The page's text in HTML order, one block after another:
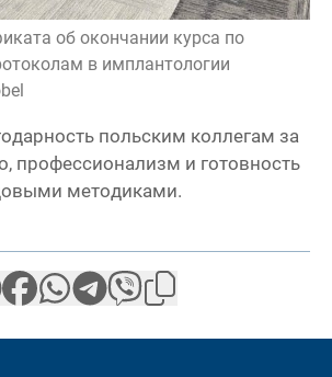
об окончании курса по
в имплантологии
польским коллегам за
профессионализм и готовность
методиками.